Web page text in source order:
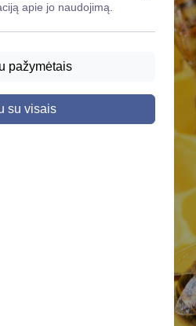
apie jo naudojimą.
pažymėtais
su visais
Organizacinė